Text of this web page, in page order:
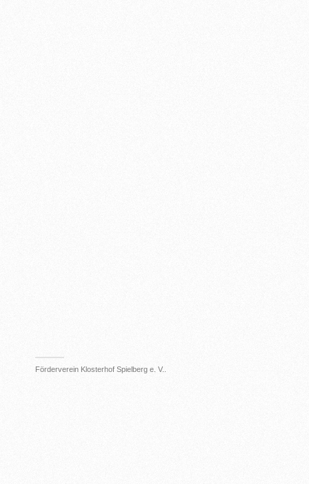
Förderverein Klosterhof Spielberg e. V..